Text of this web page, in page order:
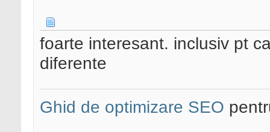
foarte interesant. inclusiv pt
diferente
Ghid de optimizare SEO